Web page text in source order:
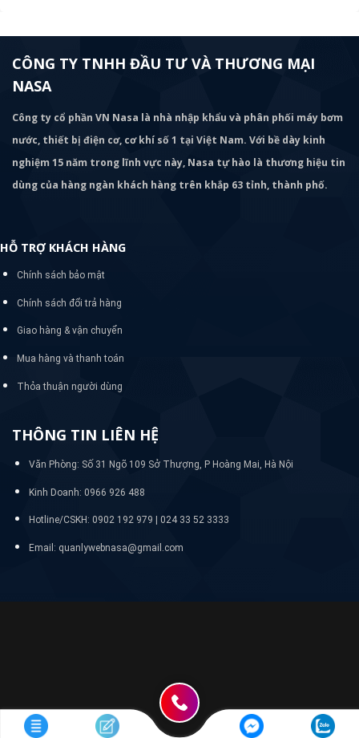
CÔNG TY TNHH ĐẦU TƯ VÀ THƯƠNG MẠI
NASA
Công ty cổ phần VN Nasa là nhà nhập khẩu và phân phối máy bơm
nước, thiết bị điện cơ, cơ khí số 1 tại Việt Nam. Với bề dày kinh
nghiệm 15 năm trong lĩnh vực này, Nasa tự hào là thương hiệu tin
dùng của hàng ngàn khách hàng trên khắp 63 tỉnh, thành phố.
HỖ TRỢ KHÁCH HÀNG
Chính sách bảo mật
Chính sách đổi trả hàng
Giao hàng & vận chuyển
Mua hàng và thanh toán
Thỏa thuận người dùng
THÔNG TIN LIÊN HỆ
Văn Phòng: Số 31 Ngõ 109 Sở Thượng, P Hoàng Mai, Hà Nội
Kinh Doanh: 0966 926 488
Hotline/CSKH: 0902 192 979 | 024 33 52 3333
Email: quanlywebnasa@gmail.com